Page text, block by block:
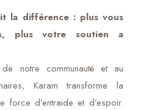
la différence : plus vous
plus votre soutien a
notre communauté et au
Karam transforme la
force d’entraide et d’espoir.